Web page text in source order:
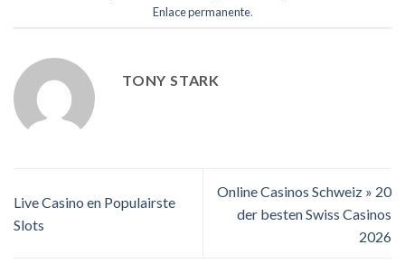
Enlace permanente.
TONY STARK
Live Casino en Populairste
Slots
Online Casinos Schweiz » 20
der besten Swiss Casinos
2026